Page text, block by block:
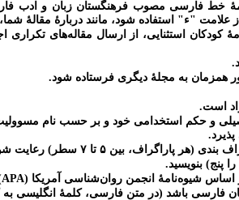
خط فارسی مصوب فرهنگستان زبان و ادب
"ء" استفاده شود، مانند دربارۀ مقالۀ
کودکان استثنایی، از ارسال مقاله‌های
همزمان به مجلۀ دیگری فرستاده شود.
است.
و حکم استخدامی خود و بر حسب نام مسوولیت
بین ۵ تا ۷ سطر) رعایت شود.
.
اساس شیوه‌نامۀ انجمن روان‌شناسی آمریکا (APA
فارسی باشد (در متن فارسی، کلمۀ انگلیسی به